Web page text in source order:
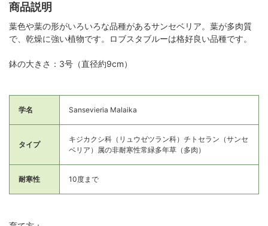
商品説明
葉色や葉の形がいろいろな品種があるサンセベリア。葉が多肉質
で、乾燥に強い植物です。ロブスタブルーは格好良い品種です。
鉢の大きさ：3号（直径約9cm）
学名 Sansevieria Malaika
タイプ
キジカクシ科（リュウゼツラン科）チトセラン（サンセ
ベリア）属の非耐寒性常緑多年草（多肉）
耐寒性 10度まで